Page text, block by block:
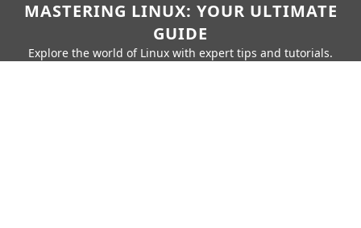
MASTERING LINUX: YOUR ULTIMATE
GUIDE
Explore the world of Linux with expert tips and tutorials.